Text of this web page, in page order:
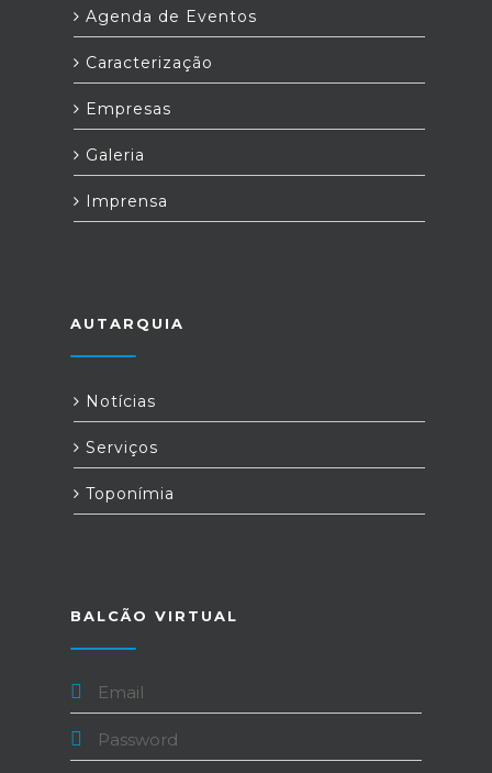
Agenda de Eventos
Caracterização
Empresas
Galeria
Imprensa
AUTARQUIA
Notícias
Serviços
Toponímia
BALCÃO VIRTUAL